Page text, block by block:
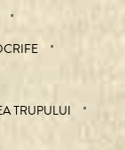
TRUPULUI